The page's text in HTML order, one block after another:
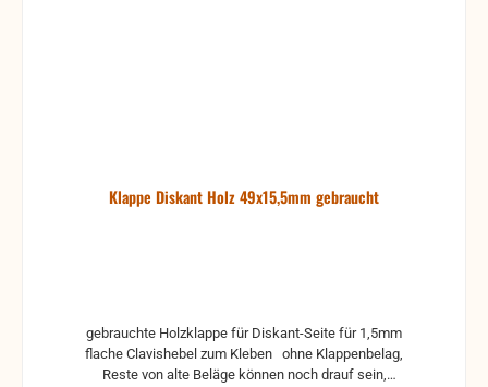
Klappe Diskant Holz 49x15,5mm gebraucht
gebrauchte Holzklappe für Diskant-Seite für 1,5mm
flache Clavishebel zum Kleben ohne Klappenbelag,
Reste von alte Beläge können noch drauf sein,